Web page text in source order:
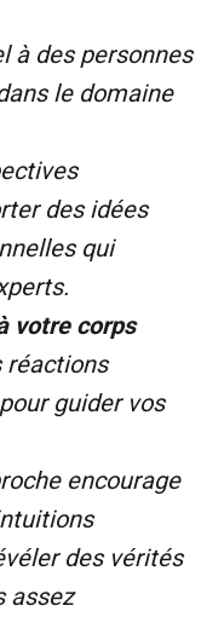
à des personnes
le domaine
des idées
qui
votre corps
réactions
guider vos
encourage
des vérités
assez